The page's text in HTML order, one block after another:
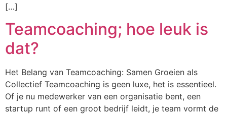
[…]
Teamcoaching; hoe leuk is
dat?
Het Belang van Teamcoaching: Samen Groeien als
Collectief Teamcoaching is geen luxe, het is essentieel.
Of je nu medewerker van een organisatie bent, een
startup runt of een groot bedrijf leidt, je team vormt de